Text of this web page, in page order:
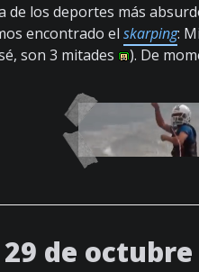
de los deportes más
encontrado el skarping:
son 3 mitades
). De
de octubre